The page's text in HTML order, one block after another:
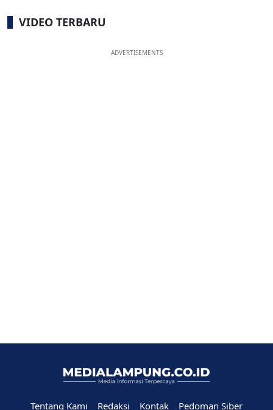
VIDEO TERBARU
ADVERTISEMENTS
Tentang Kami Redaksi Kontak Pedoman Siber